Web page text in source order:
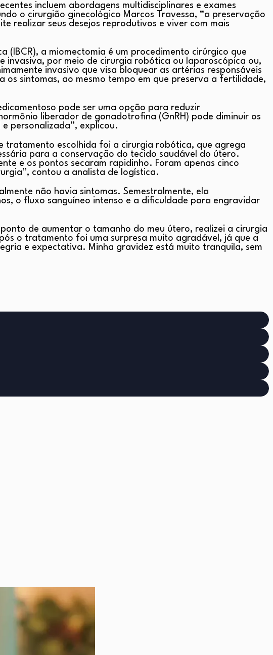
incluem abordagens multidisciplinares e exames
o cirurgião ginecológico Marcos Travessa, “a preservação
realizar seus desejos reprodutivos e viver com mais
a miomectomia é um procedimento cirúrgico que
invasiva, por meio de cirurgia robótica ou laparoscópica ou,
invasivo que visa bloquear as artérias responsáveis
os sintomas, ao mesmo tempo em que preserva a fertilidade,
pode ser uma opção para reduzir
liberador de gonadotrofina (GnRH) pode diminuir os
personalizada”, explicou.
tratamento escolhida foi a cirurgia robótica, que agrega
para a conservação do tecido saudável do útero.
e os pontos secaram rapidinho. Foram apenas cinco
contou a analista de logística.
não havia sintomas. Semestralmente, ela
o fluxo sanguíneo intenso e a dificuldade para engravidar
de aumentar o tamanho do meu útero, realizei a cirurgia
o tratamento foi uma surpresa muito agradável, já que a
e expectativa. Minha gravidez está muito tranquila, sem